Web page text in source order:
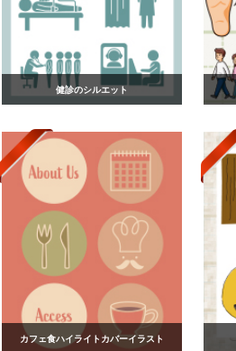
健診のシルエット
カフェ食ハイライトカバーイラスト